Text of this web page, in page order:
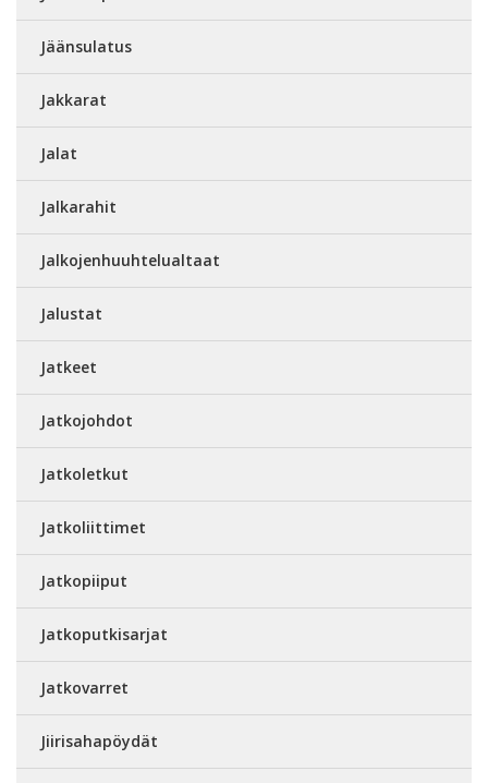
Jäänsulatus
Jakkarat
Jalat
Jalkarahit
Jalkojenhuuhtelualtaat
Jalustat
Jatkeet
Jatkojohdot
Jatkoletkut
Jatkoliittimet
Jatkopiiput
Jatkoputkisarjat
Jatkovarret
Jiirisahapöydät